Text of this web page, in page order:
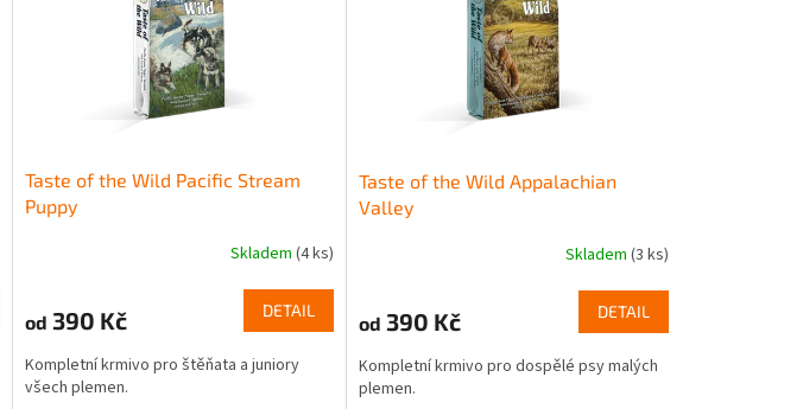
Taste of the Wild Pacific Stream
Puppy
Skladem (4 ks)
od 390 Kč DETAIL
Kompletní krmivo pro štěňata a juniory
všech plemen.
Taste of the Wild Appalachian
Valley
Skladem (3 ks)
od 390 Kč DETAIL
Kompletní krmivo pro dospělé psy malých
plemen.